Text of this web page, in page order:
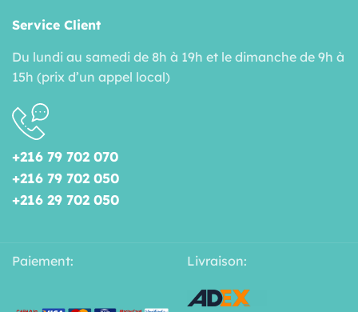
Service Client
Du lundi au samedi de 8h à 19h et le dimanche de 9h à
15h (prix d’un appel local)
+216 79 702 070
+216 79 702 050
+216 29 702 050
Paiement: Livraison: